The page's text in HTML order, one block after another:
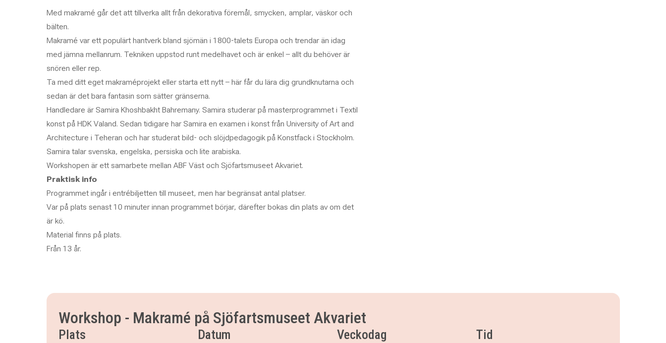
Med makramé går det att tillverka allt från dekorativa föremål, smycken, amplar, väskor och
bälten.
Makramé var ett populärt hantverk bland sjömän i 1800-talets Europa och trendar än idag
med jämna mellanrum. Tekniken uppstod runt medelhavet och är enkel – allt du behöver är
snören eller rep.
Ta med ditt eget makraméprojekt eller starta ett nytt – här får du lära dig grundknutarna och
sedan är det bara fantasin som sätter gränserna.
Handledare är Samira Khoshbakht Bahremany. Samira studerar på masterprogrammet i Textil
konst på HDK Valand. Sedan tidigare har Samira en examen i konst från University of Art and
Architecture i Teheran och har studerat bild- och slöjdpedagogik på Konstfack i Stockholm.
Samira talar svenska, engelska, persiska och lite arabiska.
Workshopen är ett samarbete mellan ABF Väst och Sjöfartsmuseet Akvariet.
Praktisk info
Programmet ingår i entrébiljetten till museet, men har begränsat antal platser.
Var på plats senast 10 minuter innan programmet börjar, därefter bokas din plats av om det
är kö.
Material finns på plats.
Från 13 år.
Workshop - Makramé på Sjöfartsmuseet Akvariet
Plats Datum Veckodag Tid